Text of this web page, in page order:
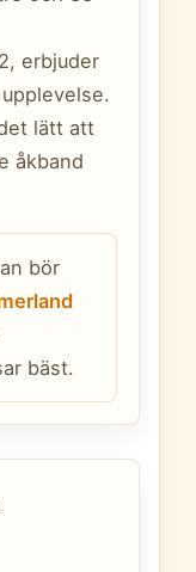
erbjuder
lätt att
åkband
bör
bäst.